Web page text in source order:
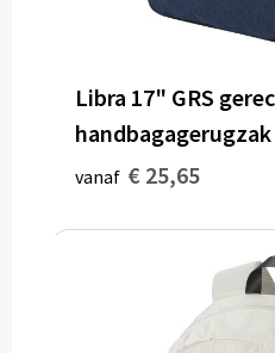
Libra 17" GRS
handbagagerugzak
vanaf € 25,65